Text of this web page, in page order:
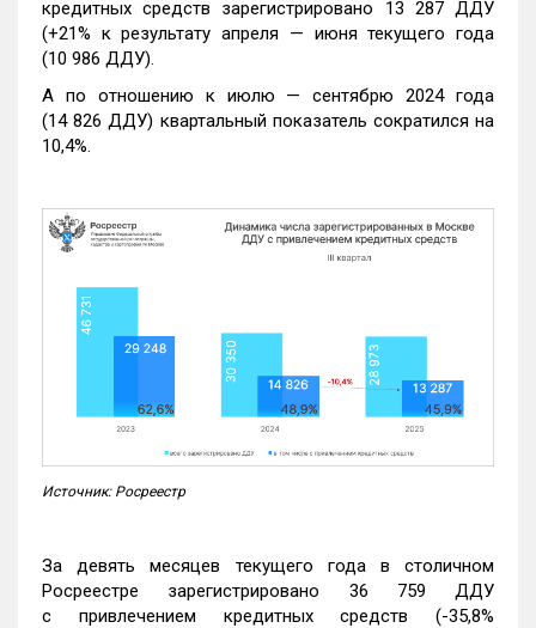
кредитных средств зарегистрировано 13 287 ДДУ
(+21% к результату апреля — июня текущего года
(10 986 ДДУ).
А по отношению к июлю — сентябрю 2024 года
(14 826 ДДУ) квартальный показатель сократился на
10,4%.
Источник: Росреестр
За девять месяцев текущего года в столичном
Росреестре зарегистрировано 36 759 ДДУ
с привлечением кредитных средств (-35,8%